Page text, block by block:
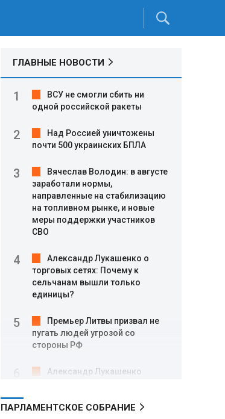
ГЛАВНЫЕ НОВОСТИ
ВСУ не смогли сбить ни
одной российской ракеты
Над Россией уничтожены
почти 500 украинских БПЛА
Вячеслав Володин: в августе
заработали нормы,
направленные на стабилизацию
на топливном рынке, и новые
меры поддержки участников
СВО
Александр Лукашенко о
торговых сетях: Почему к
сельчанам вышли только
единицы?
Премьер Литвы призвал не
пугать людей угрозой со
стороны РФ
Александр Лукашенко
НАТО
ПАРЛАМЕНТСКОЕ СОБРАНИЕ